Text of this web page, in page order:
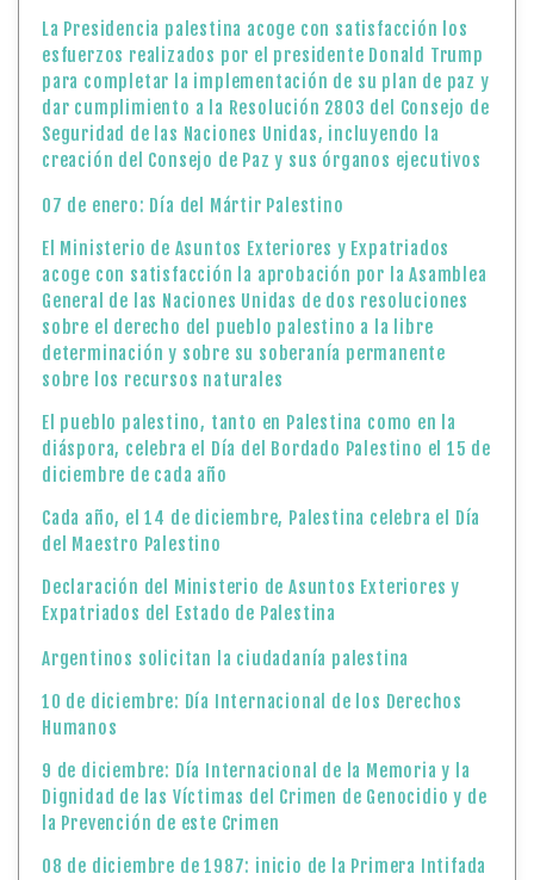
La Presidencia palestina acoge con satisfacción los
esfuerzos realizados por el presidente Donald Trump
para completar la implementación de su plan de paz y
dar cumplimiento a la Resolución 2803 del Consejo de
Seguridad de las Naciones Unidas, incluyendo la
creación del Consejo de Paz y sus órganos ejecutivos
07 de enero: Día del Mártir Palestino
El Ministerio de Asuntos Exteriores y Expatriados
acoge con satisfacción la aprobación por la Asamblea
General de las Naciones Unidas de dos resoluciones
sobre el derecho del pueblo palestino a la libre
determinación y sobre su soberanía permanente
sobre los recursos naturales
El pueblo palestino, tanto en Palestina como en la
diáspora, celebra el Día del Bordado Palestino el 15 de
diciembre de cada año
Cada año, el 14 de diciembre, Palestina celebra el Día
del Maestro Palestino
Declaración del Ministerio de Asuntos Exteriores y
Expatriados del Estado de Palestina
Argentinos solicitan la ciudadanía palestina
10 de diciembre: Día Internacional de los Derechos
Humanos
9 de diciembre: Día Internacional de la Memoria y la
Dignidad de las Víctimas del Crimen de Genocidio y de
la Prevención de este Crimen
08 de diciembre de 1987: inicio de la Primera Intifada